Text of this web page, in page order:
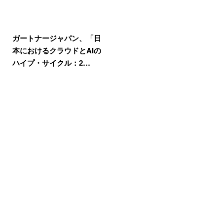
ガートナージャパン、「日
本におけるクラウドとAIの
ハイプ・サイクル：2…